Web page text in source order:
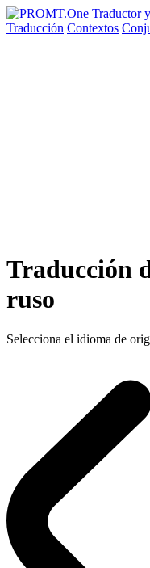
Traducción Contextos
Traducción
ruso
Selecciona el idioma de